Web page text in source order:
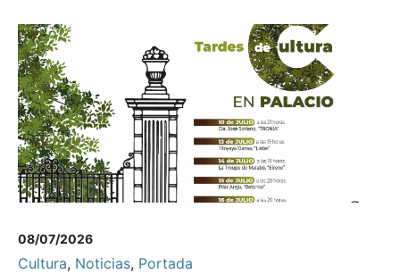
08/07/2026
Cultura, Noticias, Portada